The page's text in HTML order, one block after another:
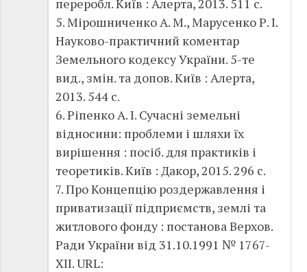
5. Мірошниченко А. М., Марусенко Р. І.
Науково-практичний коментар
Земельного кодексу України. 5-те
вид., змін. та допов. Київ : Алерта,
2013. 544 с.
6. Ріпенко А. І. Сучасні земельні
відносини: проблеми і шляхи їх
вирішення : посіб. для практиків і
теоретиків. Київ : Дакор, 2015. 296 с.
7. Про Концепцію роздержавлення і
приватизації підприємств, землі та
житлового фонду : постанова Верхов.
Ради України від 31.10.1991 № 1767-
XII. URL: